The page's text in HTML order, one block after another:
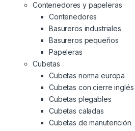
Contenedores y papeleras
Contenedores
Basureros industriales
Basureros pequeños
Papeleras
Cubetas
Cubetas norma europa
Cubetas con cierre inglés
Cubetas plegables
Cubetas caladas
Cubetas de manutención